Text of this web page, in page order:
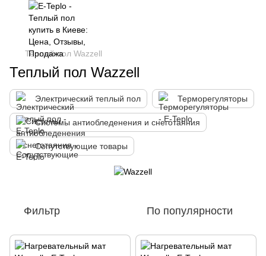
Теплый пол Wazzell
Теплый пол Wazzell
Электрический теплый пол Терморегуляторы
Системы антиобледенения и снеготаяния
Сопутствующие товары
Фильтр По популярности